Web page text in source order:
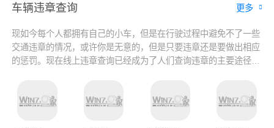
车辆违章查询 更多
现如今每个人都拥有自己的小车，但是在行驶过程中避免不了一些
交通违章的情况，或许你是无意的，但是只要违章还是要做出相应
的惩罚。现在线上违章查询已经成为了人们查询违章的主要途径，
为大家整理了全国车辆违章查询免费查违章软件，有需要的小伙伴